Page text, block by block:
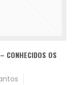
CONHECIDOS OS